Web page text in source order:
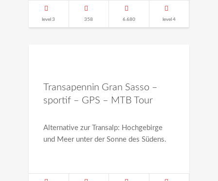
level 3 358 6.680 level 4
Transapennin Gran Sasso –
sportif – GPS – MTB Tour
Alternative zur Transalp: Hochgebirge
und Meer unter der Sonne des Südens.